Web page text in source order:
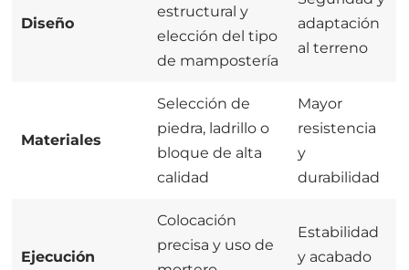
Diseño
estructural y
elección del tipo
de mampostería
adaptación
al terreno
Materiales
Selección de
piedra, ladrillo o
bloque de alta
calidad
Mayor
resistencia
y
durabilidad
Ejecución
Colocación
precisa y uso de
Estabilidad
y acabado